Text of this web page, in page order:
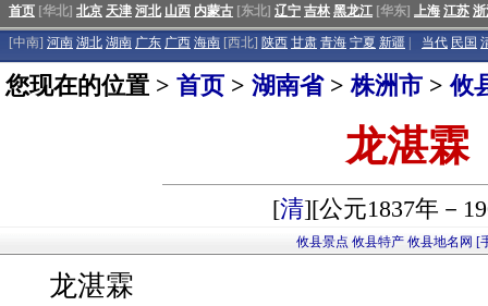
首页 [华北] 北京 天津 河北 山西 内蒙古 [东北] 辽宁 吉林 黑龙江 [华东] 上海 江苏
[中南] 河南 湖北 湖南 广东 广西 海南 [西北] 陕西 甘肃 青海 宁夏 新疆 当代 民国
您现在的位置 > 首页 > 湖南省>株洲市 >攸
龙湛霖
[清][公元1837年－
攸县景点 攸县特产 攸县地名网 [
龙湛霖